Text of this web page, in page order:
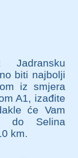
biti najbolji
iz smjera
A1, izađite
će Vam
do Selina
km.